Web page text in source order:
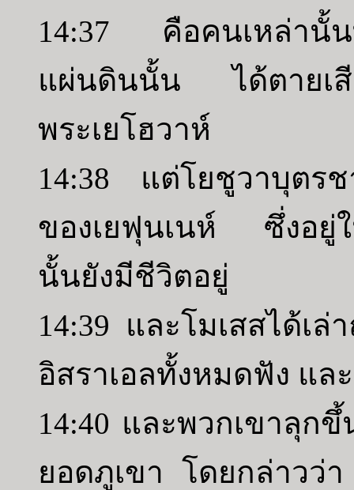
14:37 คือคนเหล่านั้น
แผ่นดินนั้น ได้ตายเสี
พระเยโฮวาห์
14:38 แต่โยชูวาบุตร
ของเยฟุนเนห์ ซึ่งอยู่
นั้นยังมีชีวิตอยู่
14:39 และโมเสสได้เ
อิสราเอลทั้งหมดฟัง แล
14:40 และพวกเขาลุก
ยอดภูเขา โดยกล่าวว่